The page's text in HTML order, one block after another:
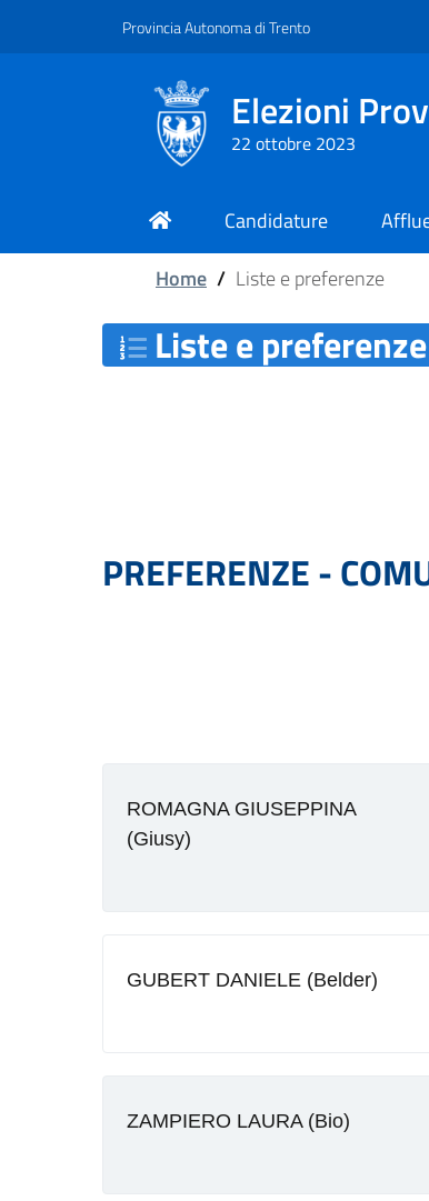
Provincia Autonoma di Trento
Elezioni
22 ottobre 2023
Candidature
Home / Liste e preferenze
Liste e preferenze
PREFERENZE -
ROMAGNA GIUSEPPINA
(Giusy)
GUBERT DANIELE (Belder)
ZAMPIERO LAURA (Bio)